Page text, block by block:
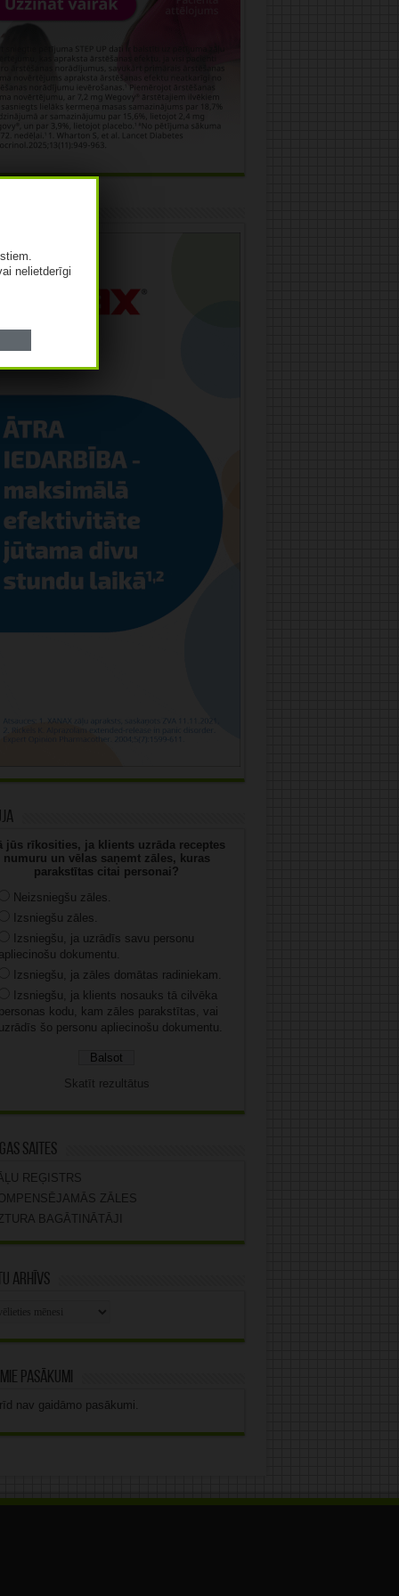
jūs rīkosities, ja klients uzrāda receptes
numuru un vēlas saņemt zāles, kuras
parakstītas citai personai?
Neizsniegšu zāles.
Izsniegšu zāles.
Izsniegšu, ja uzrādīs savu personu
dokumentu.
Izsniegšu, ja zāles domātas radiniekam.
Izsniegšu, ja klients nosauks tā cilvēka
kodu, kam zāles parakstītas, vai
šo personu apliecinošu dokumentu.
Skatīt rezultātus
saites
REĢISTRS
ZĀLES
BAGĀTINĀTĀJI
arhīvs
pasākumi
nav gaidāmo pasākumi.
nelietderīgi